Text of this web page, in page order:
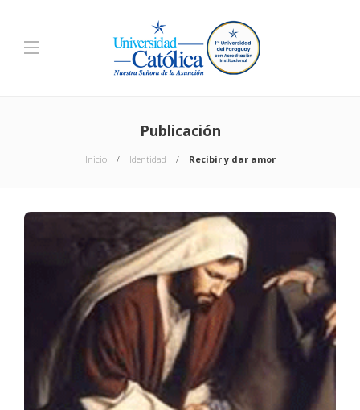
Publicación
Inicio Identidad Recibir y dar amor